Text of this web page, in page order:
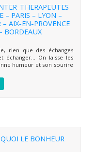
THERAPEUTES
– PARIS – LYON –
AIX-EN-PROVENCE
BORDEAUX
rien que des échanges
échanger… On laisse les
humeur et son sourire
QUOI LE BONHEUR